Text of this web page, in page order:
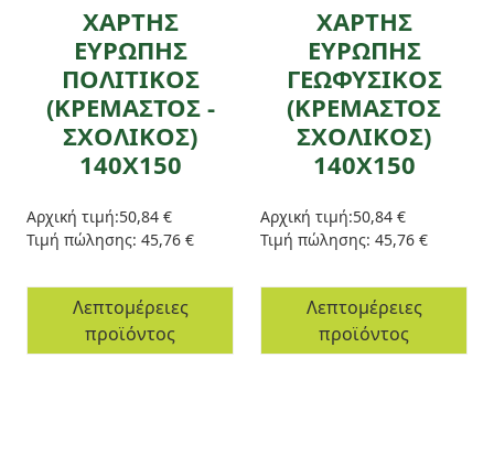
ΧΑΡΤΗΣ
ΕΥΡΩΠΗΣ
ΠΟΛΙΤΙΚΟΣ
(ΚΡΕΜΑΣΤΟΣ -
ΣΧΟΛΙΚΟΣ)
140Χ150
Αρχική τιμή:50,84 €
Τιμή πώλησης: 45,76 €
Λεπτομέρειες
προϊόντος
ΧΑΡΤΗΣ
ΕΥΡΩΠΗΣ
ΓΕΩΦΥΣΙΚΟΣ
(ΚΡΕΜΑΣΤΟΣ
ΣΧΟΛΙΚΟΣ)
140Χ150
Αρχική τιμή:50,84 €
Τιμή πώλησης: 45,76 €
Λεπτομέρειες
προϊόντος